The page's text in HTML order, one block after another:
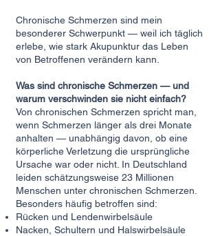
Chronische Schmerzen sind mein
besonderer Schwerpunkt — weil ich täglich
erlebe, wie stark Akupunktur das Leben
von Betroffenen verändern kann.
Was sind chronische Schmerzen — und
warum verschwinden sie nicht einfach?
Von chronischen Schmerzen spricht man,
wenn Schmerzen länger als drei Monate
anhalten — unabhängig davon, ob eine
körperliche Verletzung die ursprüngliche
Ursache war oder nicht. In Deutschland
leiden schätzungsweise 23 Millionen
Menschen unter chronischen Schmerzen.
Besonders häufig betroffen sind:
Rücken und Lendenwirbelsäule
Nacken, Schultern und Halswirbelsäule